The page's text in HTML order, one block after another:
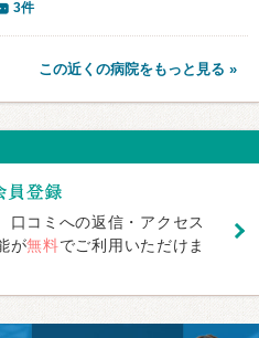
3件
この近くの病院をもっと見る »
口コミへの返信・アクセス
が無料でご利用いただけま